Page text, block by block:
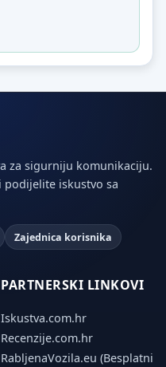
za sigurniju komunikaciju.
podijelite iskustvo sa
Zajednica korisnika
PARTNERSKI LINKOVI
Iskustva.com.hr
Recenzije.com.hr
RabljenaVozila.eu (Besplatni